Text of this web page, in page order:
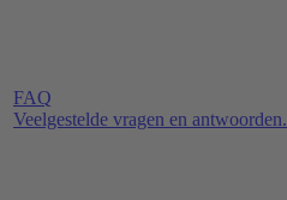
FAQ
Veelgestelde vragen en antwoorden.